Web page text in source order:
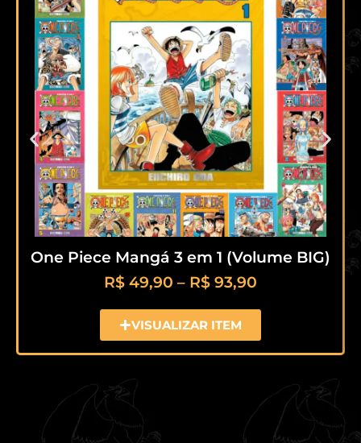
One Piece Mangá 3 em 1 (Volume BIG)
R$ 49,90 – R$ 93,90
VISUALIZAR ITEM